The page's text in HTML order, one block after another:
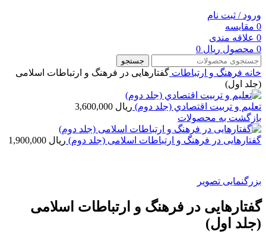
ورود / ثبت نام
0 مقایسه
0 علاقه مندی
0 محصول ریال
جستجو
خانه فرهنگ و ارتباطات گفتارهایی در فرهنگ و ارتباطات اسلامی
(جلد اول)
تعليم و تربيت اقتصادي (جلد دوم) ریال
بازگشت به محصولات
گفتارهایی در فرهنگ و ارتباطات اسلامی (جلد دوم) ریال
بزرگنمایی تصویر
گفتارهایی در فرهنگ و ارتباطات اسلامی
(جلد اول)